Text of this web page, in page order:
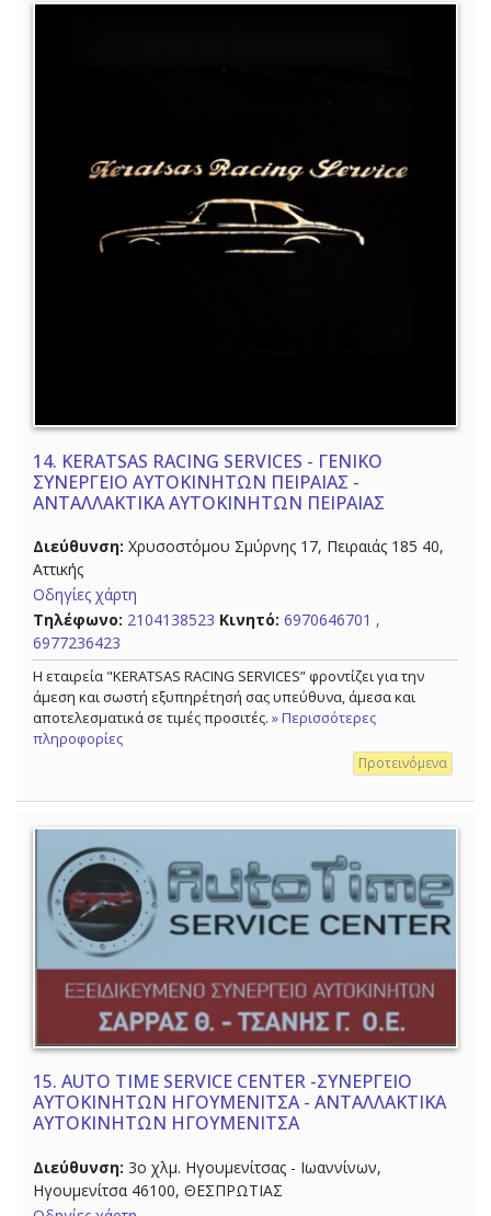
14. KERATSAS RACING SERVICES - ΓΕΝΙΚΟ
ΣΥΝΕΡΓΕΙΟ ΑΥΤΟΚΙΝΗΤΩΝ ΠΕΙΡΑΙΑΣ -
ΑΝΤΑΛΛΑΚΤΙΚΑ ΑΥΤΟΚΙΝΗΤΩΝ ΠΕΙΡΑΙΑΣ
Διεύθυνση: Χρυσοστόμου Σμύρνης 17, Πειραιάς 185 40,
Αττικής
Οδηγίες χάρτη
Τηλέφωνο: 2104138523 Κινητό: 6970646701 ,
6977236423
Η εταιρεία "KERATSAS RACING SERVICES” φροντίζει για την
άμεση και σωστή εξυπηρέτησή σας υπεύθυνα, άμεσα και
αποτελεσματικά σε τιμές προσιτές. » Περισσότερες
πληροφορίες
Προτεινόμενα
15. AUTO TIME SERVICE CENTER -ΣΥΝΕΡΓΕΙΟ
ΑΥΤΟΚΙΝΗΤΩΝ ΗΓΟΥΜΕΝΙΤΣΑ - ΑΝΤΑΛΛΑΚΤΙΚΑ
ΑΥΤΟΚΙΝΗΤΩΝ ΗΓΟΥΜΕΝΙΤΣΑ
Διεύθυνση: 3ο χλμ. Ηγουμενίτσας - Ιωαννίνων,
Ηγουμενίτσα 46100, ΘΕΣΠΡΩΤΙΑΣ